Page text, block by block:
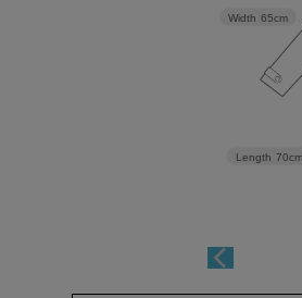
Length 70cm
Width 65cm